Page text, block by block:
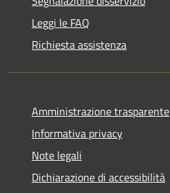
Leggi le FAQ
Richiesta assistenza
Amministrazione trasparente
Informativa privacy
Note legali
Dichiarazione di accessibilità